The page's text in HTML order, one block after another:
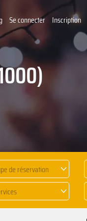
Se connecter Inscription
de réservation